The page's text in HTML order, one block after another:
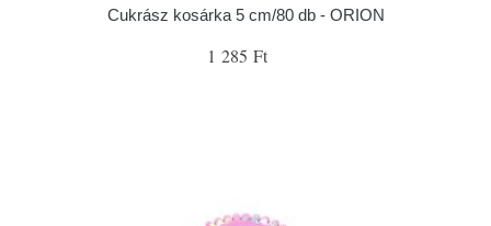
Cukrász kosárka 5 cm/80 db - ORION
1 285 Ft